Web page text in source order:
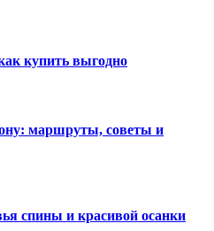
купить выгодно
маршруты, советы и
спины и красивой осанки